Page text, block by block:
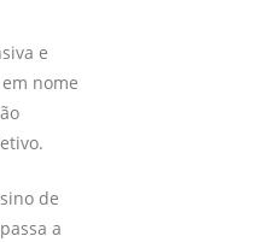
e
nome
de
a